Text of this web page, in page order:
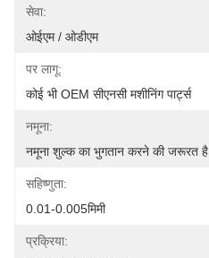
सेवा:
ओईएम / ओडीएम
पर लागू:
कोई भी OEM सीएनसी मशीनिंग पार्ट्स
नमूना:
नमूना शुल्क का भुगतान करने की जरूरत है
सहिष्णुता:
0.01-0.005मिमी
प्रक्रिया: